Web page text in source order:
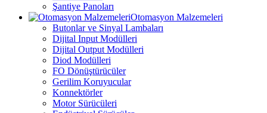
Şantiye Panoları
Otomasyon Malzemeleri
Butonlar ve Sinyal Lambaları
Dijital Input Modülleri
Dijital Output Modülleri
Diod Modülleri
FO Dönüştürücüler
Gerilim Koruyucular
Konnektörler
Motor Sürücüleri